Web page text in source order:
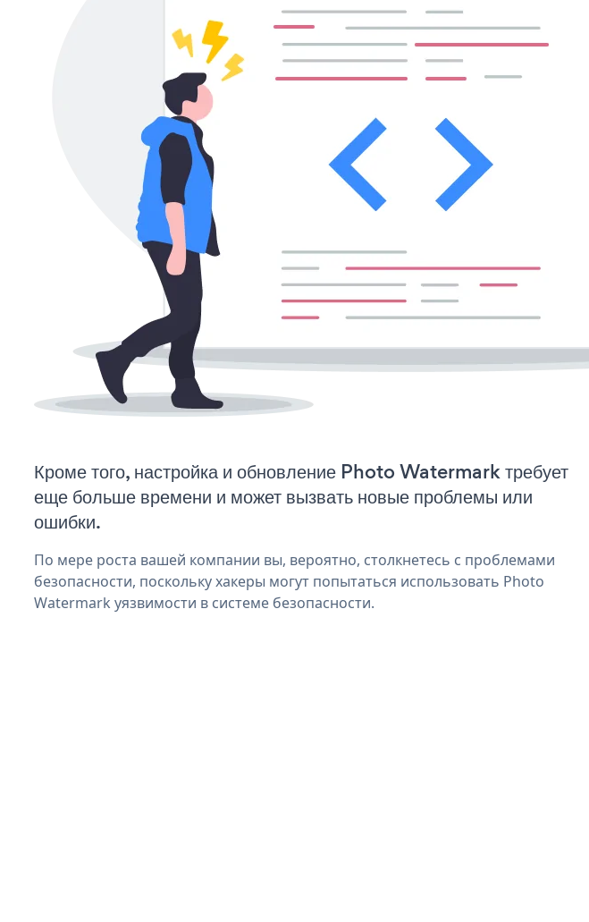
Кроме того, настройка и обновление Photo Watermark требует
еще больше времени и может вызвать новые проблемы или
ошибки.
По мере роста вашей компании вы, вероятно, столкнетесь с проблемами
безопасности, поскольку хакеры могут попытаться использовать Photo
Watermark уязвимости в системе безопасности.